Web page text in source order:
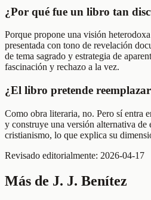
¿Por qué fue un libro tan
Porque propone una visión
presentada con tono de revelación
de tema sagrado y estrategia de
fascinación y rechazo a la vez.
¿El libro pretende
Como obra literaria, no. Pero sí entra
y construye una versión alternativa de
cristianismo, lo que explica su
Revisado editorialmente: 2026-04-17
Más de J. J. Benítez